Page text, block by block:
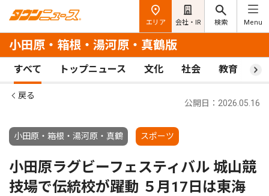
エリア 会社・IR 検索 Menu
小田原・箱根・湯河原・真鶴版
すべて トップニュース 文化 社会 教育 ス
戻る
小田原・箱根・湯河原・真鶴 スポーツ
公開日：2026.05.16
小田原ラグビーフェスティバル 城山競
技場で伝統校が躍動 ５月17日は東海